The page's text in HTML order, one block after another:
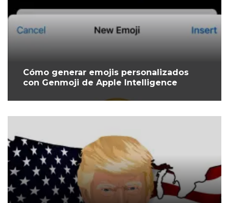
Cómo generar emojis personalizados
con Genmoji de Apple Intelligence